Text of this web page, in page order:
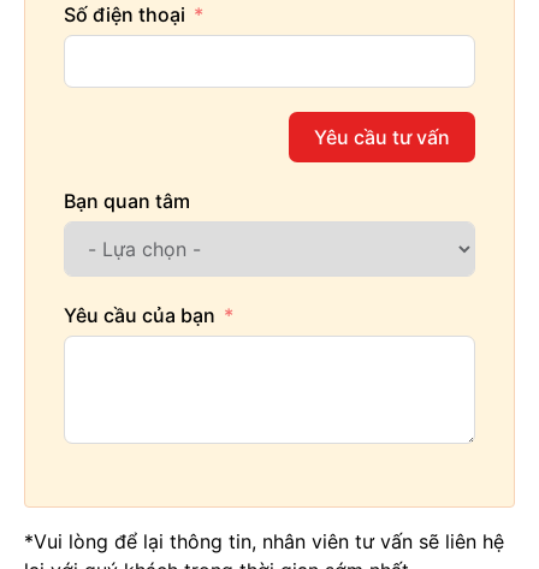
Số điện thoại
Yêu cầu tư vấn
Bạn quan tâm
Yêu cầu của bạn
*Vui lòng để lại thông tin, nhân viên tư vấn sẽ liên hệ